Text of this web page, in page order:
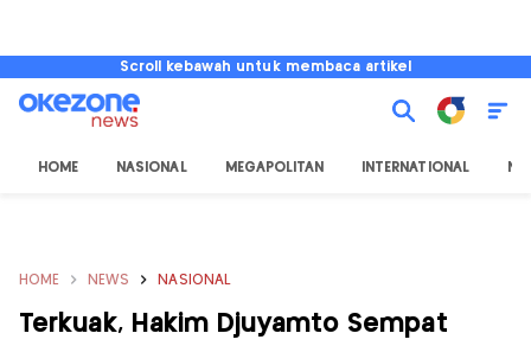
Scroll kebawah untuk membaca artikel
HOME NASIONAL MEGAPOLITAN INTERNATIONAL
HOME NEWS NASIONAL
Terkuak, Hakim Djuyamto Sempat